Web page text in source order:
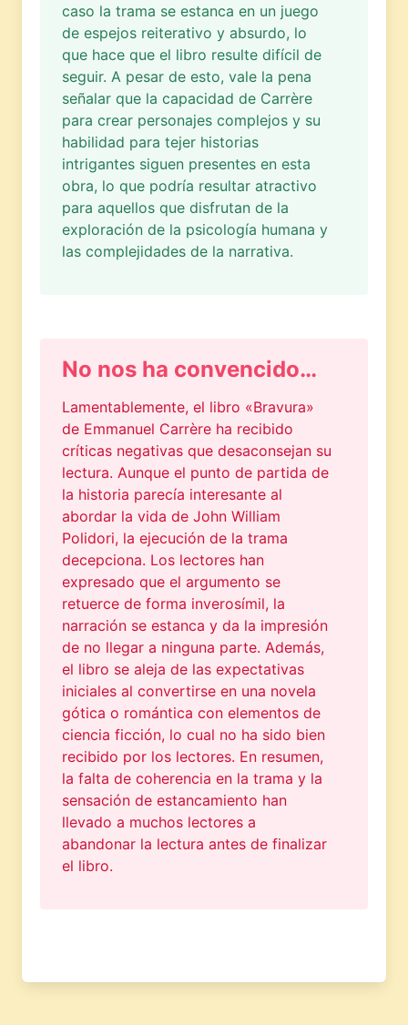
caso la trama se estanca en un juego
de espejos reiterativo y absurdo, lo
que hace que el libro resulte difícil de
seguir. A pesar de esto, vale la pena
señalar que la capacidad de Carrère
para crear personajes complejos y su
habilidad para tejer historias
intrigantes siguen presentes en esta
obra, lo que podría resultar atractivo
para aquellos que disfrutan de la
exploración de la psicología humana y
las complejidades de la narrativa.
No nos ha convencido…
Lamentablemente, el libro «Bravura»
de Emmanuel Carrère ha recibido
críticas negativas que desaconsejan su
lectura. Aunque el punto de partida de
la historia parecía interesante al
abordar la vida de John William
Polidori, la ejecución de la trama
decepciona. Los lectores han
expresado que el argumento se
retuerce de forma inverosímil, la
narración se estanca y da la impresión
de no llegar a ninguna parte. Además,
el libro se aleja de las expectativas
iniciales al convertirse en una novela
gótica o romántica con elementos de
ciencia ficción, lo cual no ha sido bien
recibido por los lectores. En resumen,
la falta de coherencia en la trama y la
sensación de estancamiento han
llevado a muchos lectores a
abandonar la lectura antes de finalizar
el libro.